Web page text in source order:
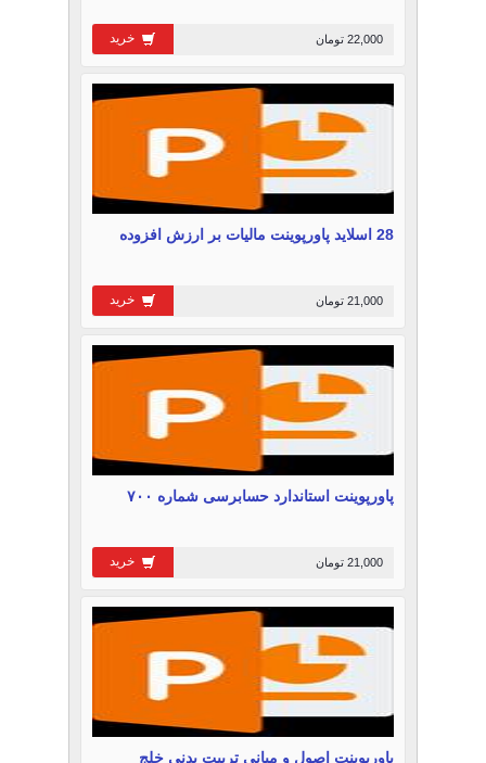
خرید 22,000 تومان
28 اسلاید پاورپوینت مالیات بر ارزش افزوده
خرید 21,000 تومان
پاورپوینت استاندارد حسابرسی شماره ۷۰۰
خرید 21,000 تومان
پاورپوینت اصول و مبانی تربیت بدنی خلج